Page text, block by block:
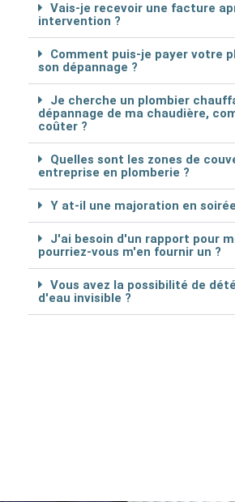
Vais-je recevoir une facture
intervention ?
Comment puis-je payer votre
son dépannage ?
Je cherche un plombier
dépannage de ma chaudière,
coûter ?
Quelles sont les zones de
entreprise en plomberie ?
Y at-il une majoration en
J'ai besoin d'un rapport pour
pourriez-vous m'en fournir un ?
Vous avez la possibilité de
d'eau invisible ?